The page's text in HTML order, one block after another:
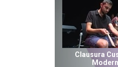
Clausura